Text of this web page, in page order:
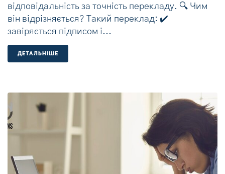
відповідальність за точність перекладу. 🔍 Чим
він відрізняється? Такий переклад: ✔️
завіряється підписом і...
ДЕТАЛЬНIШЕ